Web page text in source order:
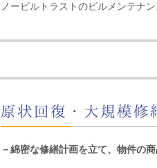
ノービルトラストのビルメンテナ
原状回復・大規模修
－綿密な修繕計画を立て、物件の